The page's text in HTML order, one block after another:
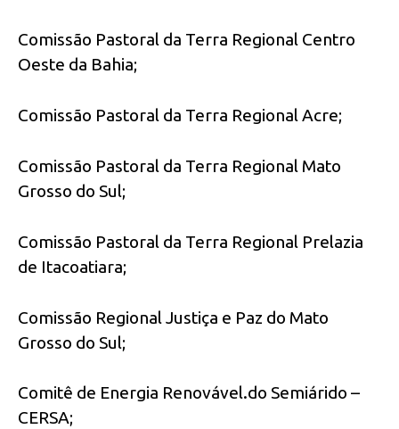
Comissão Pastoral da Terra Regional Centro
Oeste da Bahia;
Comissão Pastoral da Terra Regional Acre;
Comissão Pastoral da Terra Regional Mato
Grosso do Sul;
Comissão Pastoral da Terra Regional Prelazia
de Itacoatiara;
Comissão Regional Justiça e Paz do Mato
Grosso do Sul;
Comitê de Energia Renovável.do Semiárido –
CERSA;